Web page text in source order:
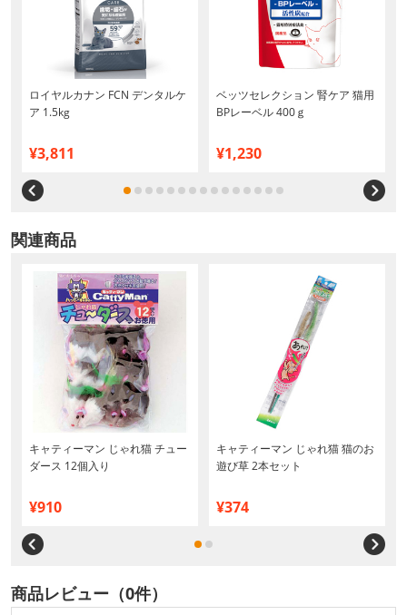
ロイヤルカナン FCN デンタルケ
ア 1.5kg
¥3,811
ベッツセレクション 腎ケア 猫用
BPレーベル 400ｇ
¥1,230
関連商品
キャティーマン じゃれ猫 チュー
ダース 12個入り
¥910
キャティーマン じゃれ猫 猫のお
遊び草 2本セット
¥374
商品レビュー（0件）